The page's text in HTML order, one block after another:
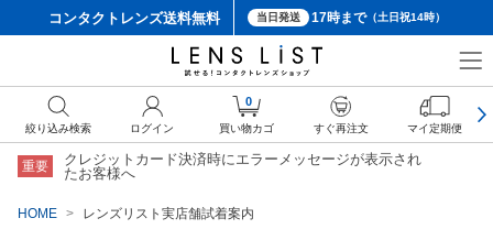
コンタクトレンズ送料無料 当日発送 17時まで（土日祝14時）
重要
クレジットカード決済時にエラーメッセージが表示され
たお客様へ
HOME レンズリスト実店舗試着案内
絞り込み検索 ログイン
0
買い物カゴ すぐ再注文 マイ定期便